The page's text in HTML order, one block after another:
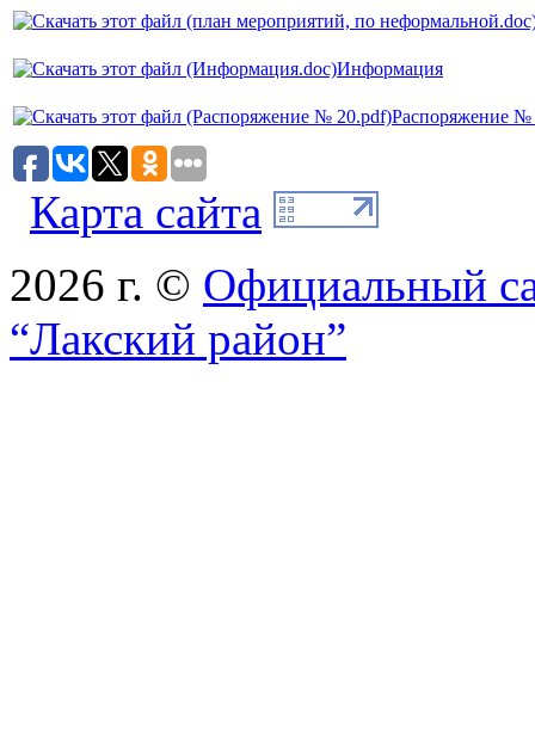
Информация
Распоряжение №
Карта сайта
2026 г. © Официальный
“Лакский район”